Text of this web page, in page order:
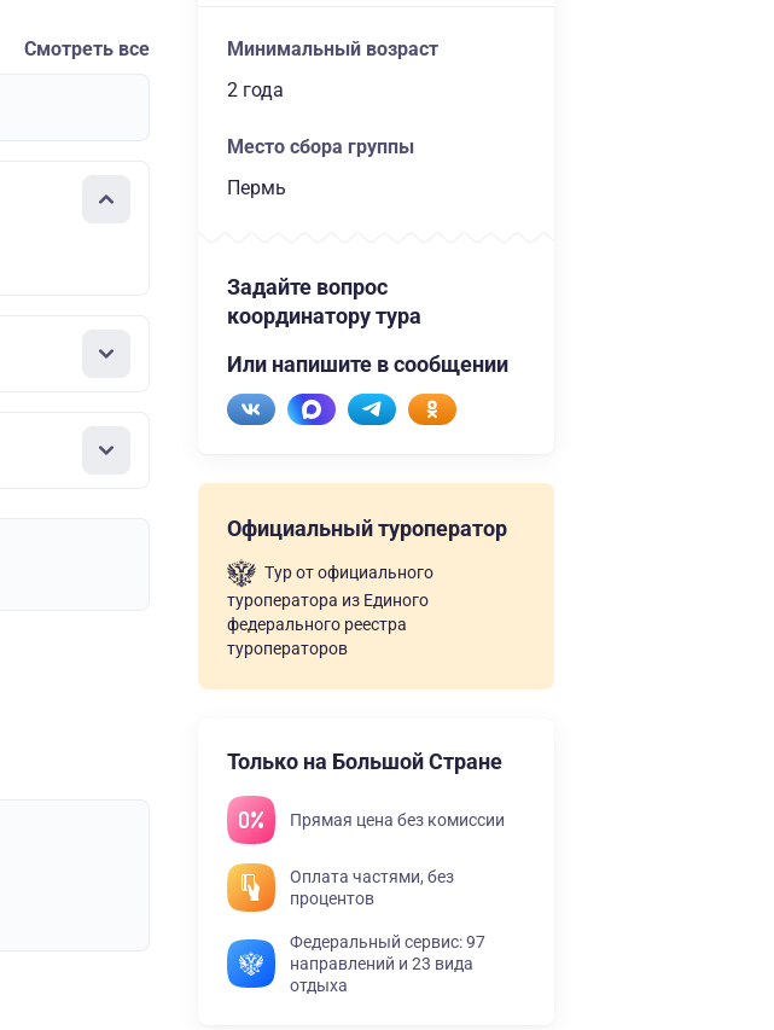
Смотреть все
Минимальный возраст
2 года
Место сбора группы
Пермь
Задайте вопрос
координатору тура
Или напишите в сообщении
Официальный туроператор
Тур от официального
туроператора из Единого
федерального реестра
туроператоров
Только на Большой Стране
Прямая цена без комиссии
Оплата частями, без
процентов
Федеральный сервис: 97
направлений и 23 вида
отдыха